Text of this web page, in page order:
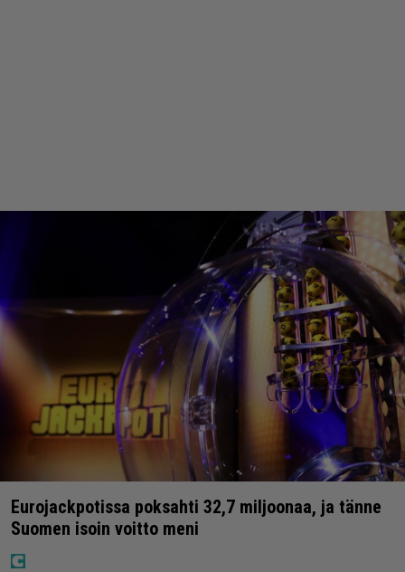
Eurojackpotissa poksahti 32,7 miljoonaa, ja tänne
Suomen isoin voitto meni